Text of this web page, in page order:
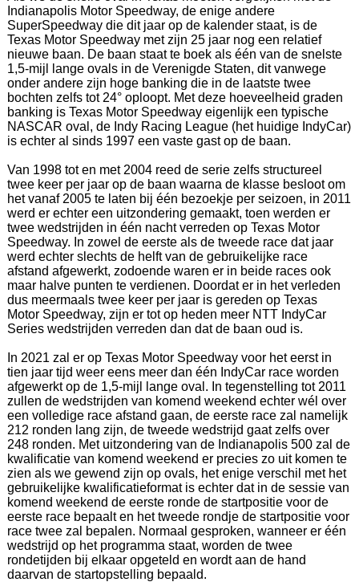
Indianapolis Motor Speedway, de enige andere
SuperSpeedway die dit jaar op de kalender staat, is de
Texas Motor Speedway met zijn 25 jaar nog een relatief
nieuwe baan. De baan staat te boek als één van de snelste
1,5-mijl lange ovals in de Verenigde Staten, dit vanwege
onder andere zijn hoge banking die in de laatste twee
bochten zelfs tot 24° oploopt. Met deze hoeveelheid graden
banking is Texas Motor Speedway eigenlijk een typische
NASCAR oval, de Indy Racing League (het huidige IndyCar)
is echter al sinds 1997 een vaste gast op de baan.
Van 1998 tot en met 2004 reed de serie zelfs structureel
twee keer per jaar op de baan waarna de klasse besloot om
het vanaf 2005 te laten bij één bezoekje per seizoen, in 2011
werd er echter een uitzondering gemaakt, toen werden er
twee wedstrijden in één nacht verreden op Texas Motor
Speedway. In zowel de eerste als de tweede race dat jaar
werd echter slechts de helft van de gebruikelijke race
afstand afgewerkt, zodoende waren er in beide races ook
maar halve punten te verdienen. Doordat er in het verleden
dus meermaals twee keer per jaar is gereden op Texas
Motor Speedway, zijn er tot op heden meer NTT IndyCar
Series wedstrijden verreden dan dat de baan oud is.
In 2021 zal er op Texas Motor Speedway voor het eerst in
tien jaar tijd weer eens meer dan één IndyCar race worden
afgewerkt op de 1,5-mijl lange oval. In tegenstelling tot 2011
zullen de wedstrijden van komend weekend echter wél over
een volledige race afstand gaan, de eerste race zal namelijk
212 ronden lang zijn, de tweede wedstrijd gaat zelfs over
248 ronden. Met uitzondering van de Indianapolis 500 zal de
kwalificatie van komend weekend er precies zo uit komen te
zien als we gewend zijn op ovals, het enige verschil met het
gebruikelijke kwalificatieformat is echter dat in de sessie van
komend weekend de eerste ronde de startpositie voor de
eerste race bepaalt en het tweede rondje de startpositie voor
race twee zal bepalen. Normaal gesproken, wanneer er één
wedstrijd op het programma staat, worden de twee
rondetijden bij elkaar opgeteld en wordt aan de hand
daarvan de startopstelling bepaald.